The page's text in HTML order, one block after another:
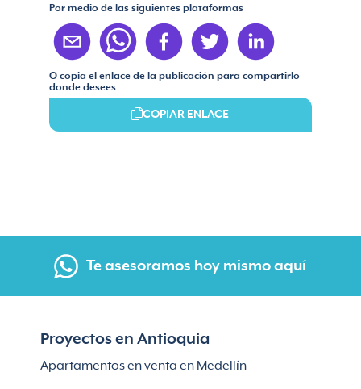
Por medio de las siguientes plataformas
O copia el enlace de la publicación para compartirlo
donde desees
COPIAR ENLACE
Te asesoramos hoy mismo aquí
Proyectos en Antioquia
Apartamentos en venta en Medellín